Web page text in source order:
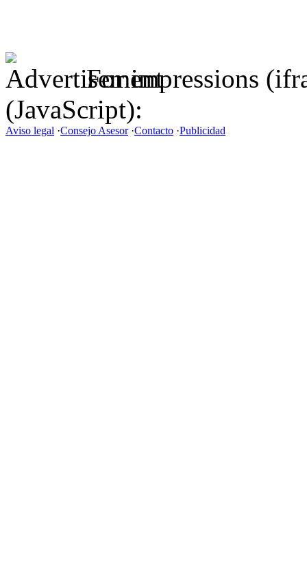
For impressions
(JavaScript):
Aviso legal ·Consejo Asesor·Contacto ·Publicidad